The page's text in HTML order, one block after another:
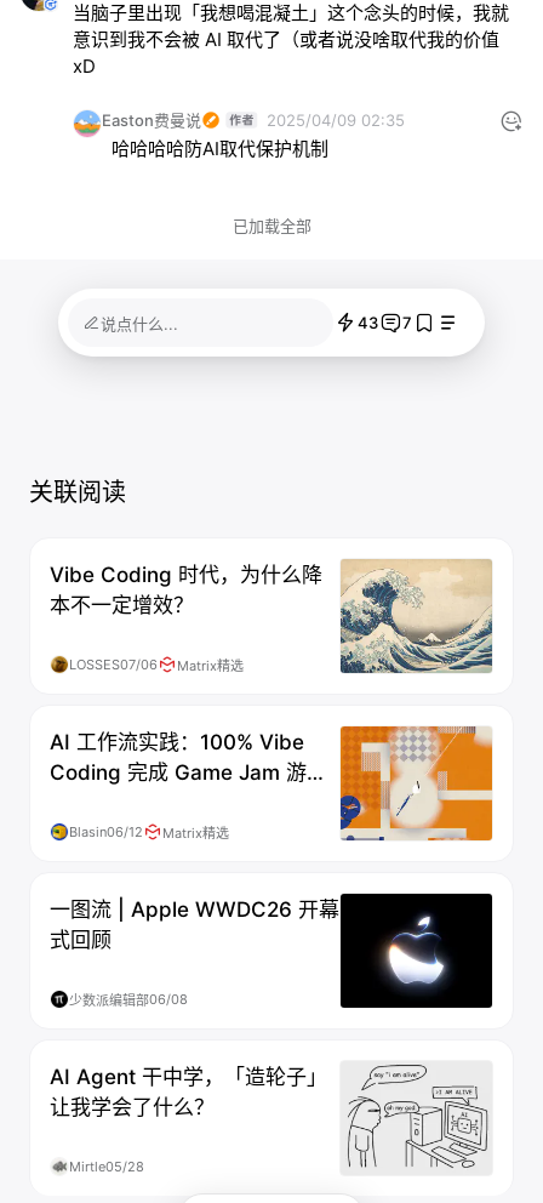
当脑子里出现「我想喝混凝土」这个念头的时候，我就
意识到我不会被 AI 取代了（或者说没啥取代我的价值
xD
Easton费曼说 2025/04/09 02:35
哈哈哈哈防AI取代保护机制
已加载全部
说点什么... 43 7
关联阅读
Vibe Coding 时代，为什么降
本不一定增效？
LOSSES07/06 Matrix精选
AI 工作流实践：100% Vibe
Coding 完成 Game Jam 游戏
Blasin06/12 Matrix精选
一图流 | Apple WWDC26 开幕
式回顾
少数派编辑部06/08
AI Agent 干中学，「造轮子」
让我学会了什么？
Mirtle05/28